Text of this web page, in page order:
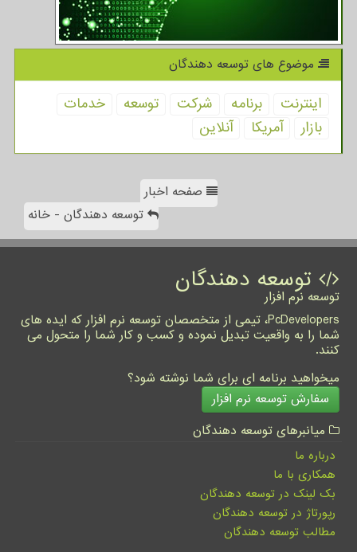
موضوع های توسعه دهندگان
اینترنت برنامه شركت توسعه
خدمات
بازار
آمریكا آنلاین
صفحه اخبار
توسعه دهندگان - خانه
توسعه دهندگان
توسعه نرم افزار
PcDevelopers، تیمی از متخصصان توسعه نرم افزار که ایده های
شما را به واقعیت تبدیل نموده و کسب و کار شما را متحول می
کنند.
میخواهید برنامه ای برای شما نوشته شود؟
سفارش توسعه نرم افزار
میانبرهای توسعه دهندگان
درباره ما
همکاری با ما
بک لینک در توسعه دهندگان
رپورتاژ در توسعه دهندگان
مطالب توسعه دهندگان